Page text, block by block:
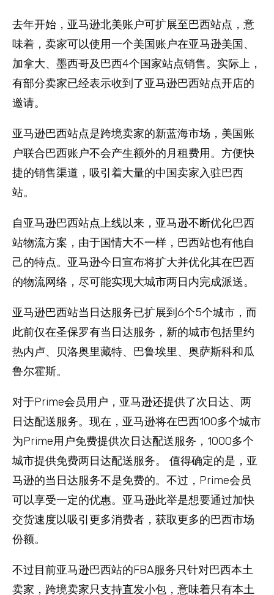
去年开始，亚马逊北美账户可扩展至巴西站点，意
味着，卖家可以使用一个美国账户在亚马逊美国、
加拿大、墨西哥及巴西4个国家站点销售。实际上，
有部分卖家已经表示收到了亚马逊巴西站点开店的
邀请。
亚马逊巴西站点是跨境卖家的新蓝海市场，美国账
户联合巴西账户不会产生额外的月租费用。方便快
捷的销售渠道，吸引着大量的中国卖家入驻巴西
站。
自亚马逊巴西站点上线以来，亚马逊不断优化巴西
站物流方案，由于国情大不一样，巴西站也有他自
己的特点。亚马逊今日宣布将扩大并优化其在巴西
的物流网络，尽可能实现大城市两日内完成派送。
亚马逊巴西站当日达服务已扩展到6个5个城市，而
此前仅在圣保罗有当日达服务，新的城市包括里约
热内卢、贝洛奥里藏特、巴鲁埃里、奥萨斯科和瓜
鲁尔霍斯。
对于Prime会员用户，亚马逊还提供了次日达、两
日达配送服务。现在，亚马逊将在巴西100多个城市
为Prime用户免费提供次日达配送服务，1000多个
城市提供免费两日达配送服务。 值得确定的是，亚
马逊的当日达服务不是免费的。不过，Prime会员
可以享受一定的优惠。亚马逊此举是想要通过加快
交货速度以吸引更多消费者，获取更多的巴西市场
份额。
不过目前亚马逊巴西站的FBA服务只针对巴西本土
卖家，跨境卖家只支持直发小包，意味着只有本土